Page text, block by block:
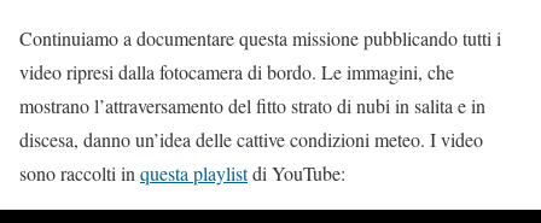
Continuiamo a documentare questa missione pubblicando tutti i
video ripresi dalla fotocamera di bordo. Le immagini, che
mostrano l’attraversamento del fitto strato di nubi in salita e in
discesa, danno un’idea delle cattive condizioni meteo. I video
sono raccolti in questa playlistdi YouTube: